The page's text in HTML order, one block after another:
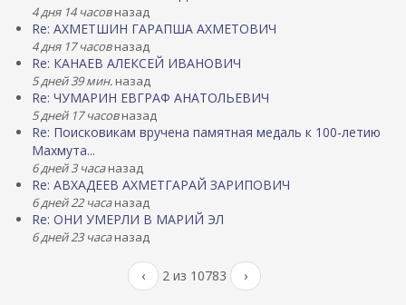
4 дня 14 часовназад
Re: АХМЕТШИН ГАРАПША АХМЕТОВИЧ
4 дня 17 часовназад
Re: КАНАЕВ АЛЕКСЕЙ ИВАНОВИЧ
5 дней 39 мин. назад
Re: ЧУМАРИН ЕВГРАФ АНАТОЛЬЕВИЧ
5 дней 17 часовназад
Re: Поисковикам вручена памятная медаль к 100-летию
Махмута...
6 дней 3 часаназад
Re: АВХАДЕЕВ АХМЕТГАРАЙ ЗАРИПОВИЧ
6 дней 22 часаназад
Re: ОНИ УМЕРЛИ В МАРИЙ ЭЛ
6 дней 23 часаназад
‹ 2 из 10783 ›